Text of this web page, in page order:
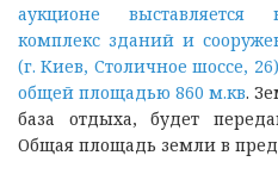
аукционе выставляется
комплекс зданий и
(г. Киев, Столичное шоссе,
общей площадью 860 м.кв.
база отдыха, будет
Общая площадь земли в